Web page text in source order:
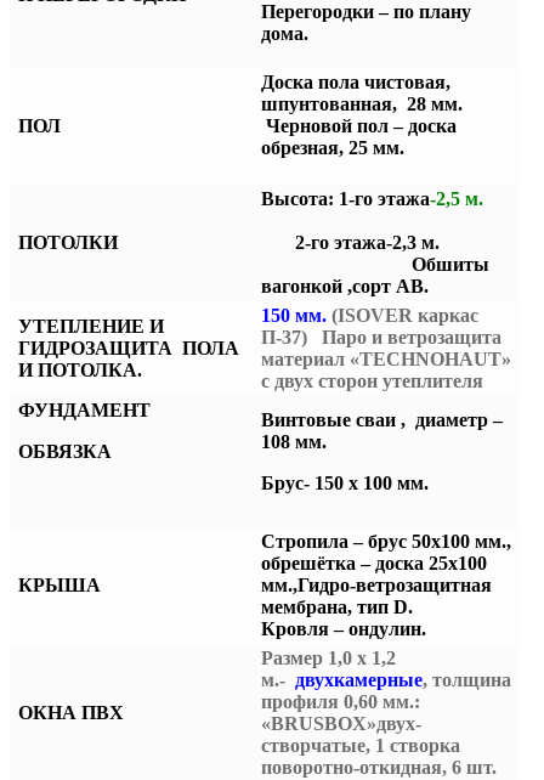
Перегородки – по плану
дома.
ПОЛ
Доска пола чистовая,
шпунтованная, 28 мм.
Черновой пол – доска
обрезная, 25 мм.
ПОТОЛКИ
Высота: 1-го этажа-2,5 м.
2-го этажа-2,3 м.
Обшиты
вагонкой ,сорт АВ.
УТЕПЛЕНИЕ И
ГИДРОЗАЩИТА ПОЛА
И ПОТОЛКА.
150 мм.(ISOVER каркас
П-37) Паро и ветрозащита
материал «TECHNOHAUT»
с двух сторон утеплителя
ФУНДАМЕНТ
ОБВЯЗКА
Винтовые сваи , диаметр –
108 мм.
Брус- 150 х 100 мм.
КРЫША
Стропила – брус 50х100 мм.,
обрешётка – доска 25х100
мм.,Гидро-ветрозащитная
мембрана, тип D.
Кровля – ондулин.
ОКНА ПВХ
Размер 1,0 х 1,2
м.- двухкамерные, толщина
профиля 0,60 мм.:
«BRUSBOX»двух-
створчатые, 1 створка
поворотно-откидная, 6 шт.